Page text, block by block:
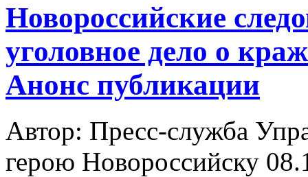
Новороссийские
уголовное дело о
Анонс публикации
Автор: Пресс-служба
герою Новороссийску